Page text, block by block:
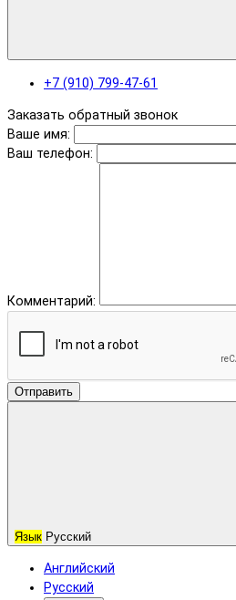
+7 (910) 799-47-61
Заказать обратный звонок
Ваше имя:
Ваш телефон:
Комментарий:
Отправить
Язык Русский
Английский
Русский